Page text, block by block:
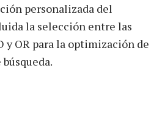
personalizada del
la selección entre las
y OR para la optimización de